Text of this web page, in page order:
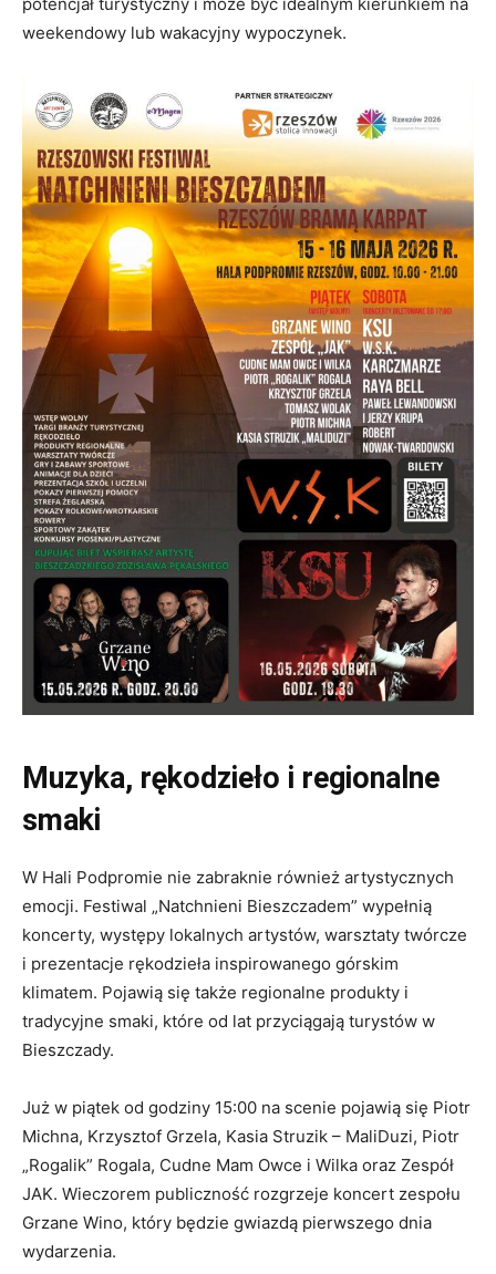
weekendowy lub wakacyjny wypoczynek.
Muzyka, rękodzieło i regionalne
smaki
W Hali Podpromie nie zabraknie również artystycznych
emocji. Festiwal „Natchnieni Bieszczadem” wypełnią
koncerty, występy lokalnych artystów, warsztaty twórcze
i prezentacje rękodzieła inspirowanego górskim
klimatem. Pojawią się także regionalne produkty i
tradycyjne smaki, które od lat przyciągają turystów w
Bieszczady.
Już w piątek od godziny 15:00 na scenie pojawią się Piotr
Michna, Krzysztof Grzela, Kasia Struzik – MaliDuzi, Piotr
„Rogalik” Rogala, Cudne Mam Owce i Wilka oraz Zespół
JAK. Wieczorem publiczność rozgrzeje koncert zespołu
Grzane Wino, który będzie gwiazdą pierwszego dnia
wydarzenia.